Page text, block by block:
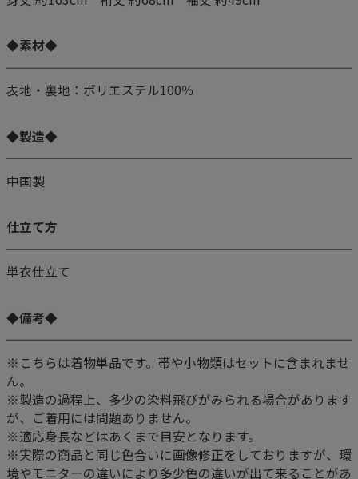
◆素材◆
表地・裏地：ポリエステル100％
◆製造◆
中国製
仕立て方
単衣仕立て
◆備考◆
※こちらは着物単品です。帯や小物類はセットに含まれませ
ん。
※製造の過程上、多少の染料飛びがみられる場合があります
が、ご着用には問題ありません。
※適応身長などはあくまで目安となります。
※実際の商品と同じ色合いに画像修正をしておりますが、環
境やモニターの違いにより多少色の違いが出て来ることがあ